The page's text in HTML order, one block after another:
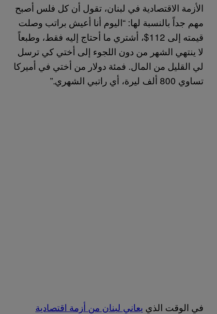
الأزمة الاقتصادية في لبنان، تقول أن كل فلس أصبح
مهم جداً بالنسبة لها: “اليوم أنا أعيش براتب وصلت
قيمته إلى 112$، أشتري ما أحتاج إليه فقط، وطبعاً
لا ينتهي الشهر من دون اللجوء إلى أختي كي ترسل
لي القليل من المال. فمئة دولار من أختي في أميركا
تساوي 800 ألف ليرة، أي راتبي الشهري.”
في الوقت الذي يعاني لبنان من أزمة اقتصادية